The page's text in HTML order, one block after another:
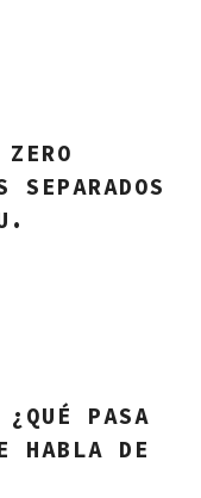
PASA
HABLA DE